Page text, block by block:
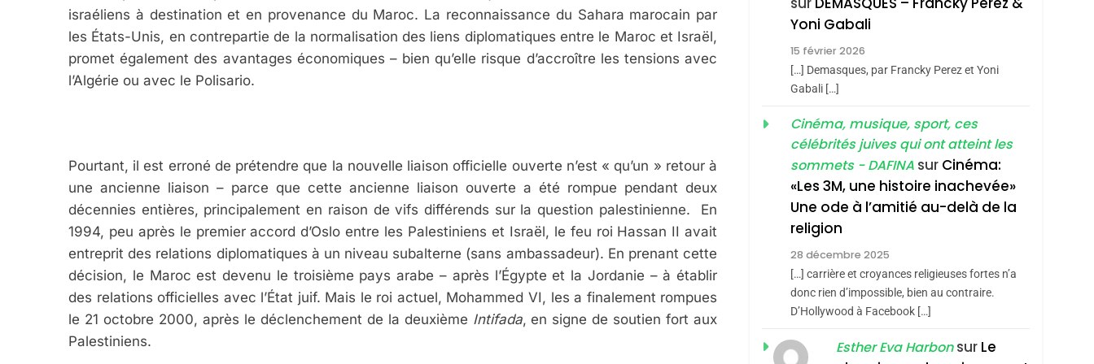
israéliens à destination et en provenance du Maroc. La reconnaissance du Sahara marocain par
les États-Unis, en contrepartie de la normalisation des liens diplomatiques entre le Maroc et Israël,
promet également des avantages économiques – bien qu’elle risque d’accroître les tensions avec
l’Algérie ou avec le Polisario.
Pourtant, il est erroné de prétendre que la nouvelle liaison officielle ouverte n’est « qu’un » retour à
une ancienne liaison – parce que cette ancienne liaison ouverte a été rompue pendant deux
décennies entières, principalement en raison de vifs différends sur la question palestinienne. En
1994, peu après le premier accord d’Oslo entre les Palestiniens et Israël, le feu roi Hassan II avait
entreprit des relations diplomatiques à un niveau subalterne (sans ambassadeur). En prenant cette
décision, le Maroc est devenu le troisième pays arabe – après l’Égypte et la Jordanie – à établir
des relations officielles avec l’État juif. Mais le roi actuel, Mohammed VI, les a finalement rompues
le 21 octobre 2000, après le déclenchement de la deuxième Intifada, en signe de soutien fort aux
Palestiniens.
L’alliance Pourrait
D’Amérique Latine
5
2025, L’année La Plus
Meurtrière Selon Le
Rapport D’ADL
Contre
FRANCE ISRAÉL
RÉSILIENTE :
POURQUOI JE
REVENDIQUE MA
Zrihen-Dvir
7
MANQUE – Jacques
Yoni Gabali
15 février 2026
[…] Demasques, par Francky Perez et Yoni
Gabali […]
Cinéma, musique, sport, ces
célébrités juives qui ont atteint les
sommets - DAFINA sur Cinéma:
«Les 3M, une histoire inachevée»
Une ode à l’amitié au-delà de la
religion
28 décembre 2025
[…] carrière et croyances religieuses fortes n’a
donc rien d’impossible, bien au contraire.
D’Hollywood à Facebook […]
Esther Eva Harbonsur Le